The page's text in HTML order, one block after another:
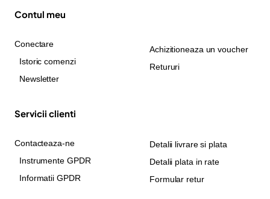
Contul meu
Conectare
Istoric comenzi
Newsletter
Achizitioneaza un voucher
Retururi
Servicii clienti
Contacteaza-ne
Instrumente GPDR
Informatii GPDR
Detalii livrare si plata
Detalii plata in rate
Formular retur